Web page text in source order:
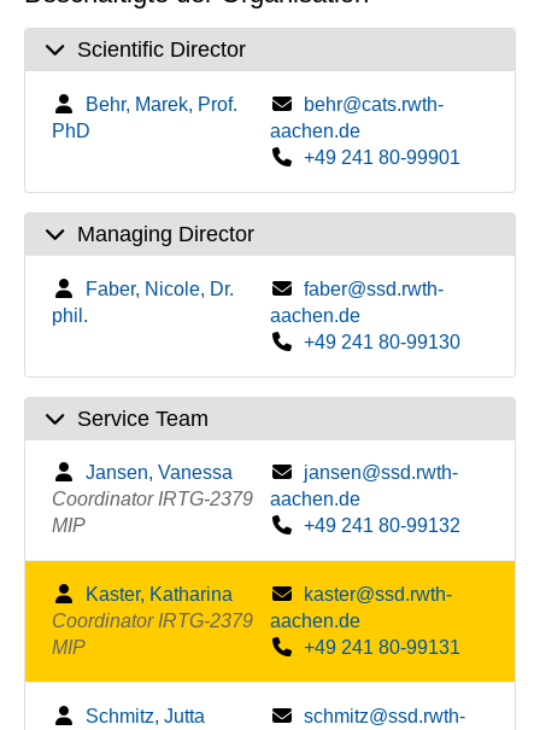
Scientific Director
Behr, Marek, Prof.
PhD
behr@cats.rwth-
aachen.de
+49 241 80-99901
Managing Director
Faber, Nicole, Dr.
phil.
faber@ssd.rwth-
aachen.de
+49 241 80-99130
Service Team
Jansen, Vanessa
Coordinator IRTG-2379
MIP
jansen@ssd.rwth-
aachen.de
+49 241 80-99132
Kaster, Katharina
Coordinator IRTG-2379
MIP
kaster@ssd.rwth-
aachen.de
+49 241 80-99131
Schmitz, Jutta
schmitz@ssd.rwth-